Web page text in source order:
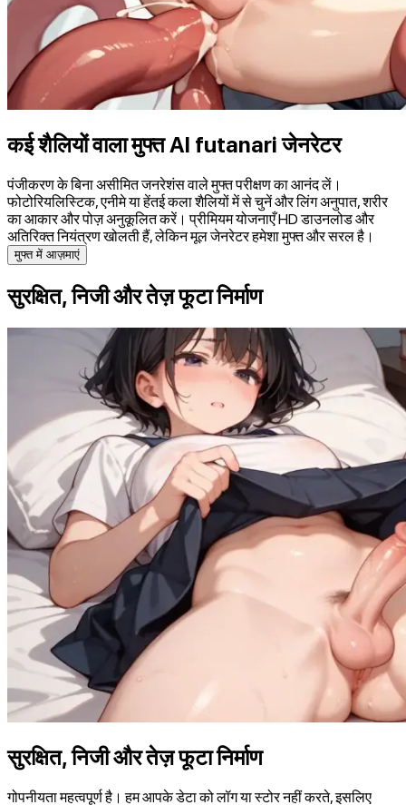
कई शैलियों वाला मुफ्त AI futanari जेनरेटर
पंजीकरण के बिना असीमित जनरेशंस वाले मुफ्त परीक्षण का आनंद लें।
फोटोरियलिस्टिक, एनीमे या हेंतई कला शैलियों में से चुनें और लिंग अनुपात, शरीर
का आकार और पोज़ अनुकूलित करें। प्रीमियम योजनाएँ HD डाउनलोड और
अतिरिक्त नियंत्रण खोलती हैं, लेकिन मूल जेनरेटर हमेशा मुफ्त और सरल है।
मुफ्त में आज़माएं
सुरक्षित, निजी और तेज़ फूटा निर्माण
सुरक्षित, निजी और तेज़ फूटा निर्माण
गोपनीयता महत्वपूर्ण है। हम आपके डेटा को लॉग या स्टोर नहीं करते, इसलिए